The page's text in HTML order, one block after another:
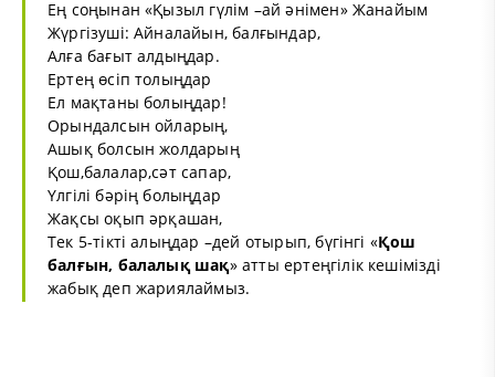
Ең соңынан «Қызыл гүлім –ай әнімен» Жанайым
Жүргізуші: Айналайын, балғындар,
Алға бағыт алдыңдар.
Ертең өсіп толыңдар
Ел мақтаны болыңдар!
Орындалсын ойларың,
Ашық болсын жолдарың
Қош,балалар,сәт сапар,
Үлгілі бәрің болыңдар
Жақсы оқып әрқашан,
Тек 5-тікті алыңдар –дей отырып, бүгінгі «Қош
балғын, балалық шақ» атты ертеңгілік кешімізді
жабық деп жариялаймыз.